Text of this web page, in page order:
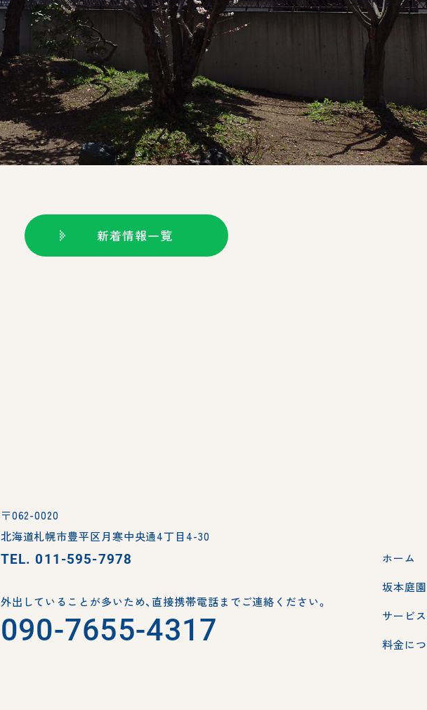
新着情報一覧
〒062-0020
北海道札幌市豊平区月寒中央通4丁目4-30
TEL.011-595-7978
外出していることが多いため、 直接携帯電話までご連絡ください。
090-7655-4317
ホーム
坂本庭
サービ
料金に